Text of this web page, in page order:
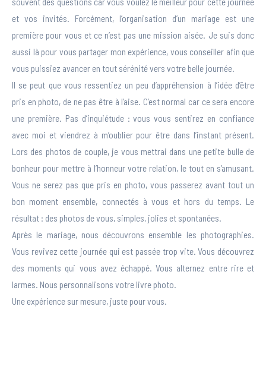
et vos invités. Forcément, l’organisation d’un mariage est une
première pour vous et ce n’est pas une mission aisée. Je suis donc
aussi là pour vous partager mon expérience, vous conseiller afin que
vous puissiez avancer en tout sérénité vers votre belle journée.
Il se peut que vous ressentiez un peu d’appréhension à l’idée d’être
pris en photo, de ne pas être à l’aise. C’est normal car ce sera encore
une première. Pas d’inquiétude : vous vous sentirez en confiance
avec moi et viendrez à m’oublier pour être dans l’instant présent.
Lors des photos de couple, je vous mettrai dans une petite bulle de
bonheur pour mettre à l’honneur votre relation, le tout en s’amusant.
Vous ne serez pas que pris en photo, vous passerez avant tout un
bon moment ensemble, connectés à vous et hors du temps. Le
résultat : des photos de vous, simples, jolies et spontanées.
Après le mariage, nous découvrons ensemble les photographies.
Vous revivez cette journée qui est passée trop vite. Vous découvrez
des moments qui vous avez échappé. Vous alternez entre rire et
larmes. Nous personnalisons votre livre photo.
Une expérience sur mesure, juste pour vous.